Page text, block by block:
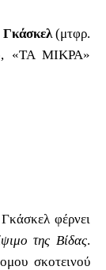
Γκάσκελ(μτφρ.
«ΤΑ ΜΙΚΡΑ»
φέρνει
της Βίδας.
σκοτεινού